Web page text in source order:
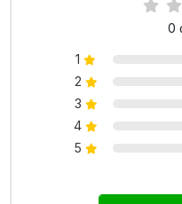
0
1
2
3
4
5